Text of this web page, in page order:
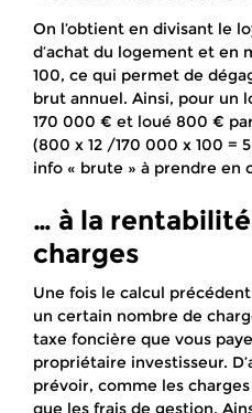
On l’obtient en divisant le
d’achat du logement et en
100, ce qui permet de
brut annuel. Ainsi, pour un
170 000 € et loué 800 €
(800 x 12 /170 000 x 100 =
info « brute » à prendre en
… à la
charges
Une fois le calcul
un certain nombre de
taxe foncière que vous
propriétaire investisseur.
prévoir, comme les
que les frais de gestion.